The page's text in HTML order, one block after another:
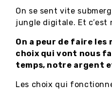
On se sent vite
jungle digitale. Et c’est
On a peur de faire les
choix qui vont nous
temps, notre argent
Les choix qui